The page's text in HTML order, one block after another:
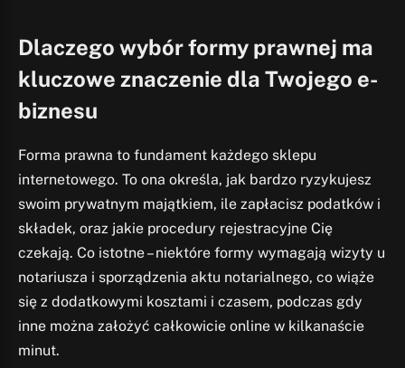
Dlaczego wybór formy prawnej ma
kluczowe znaczenie dla Twojego e-
biznesu
Forma prawna to fundament każdego sklepu
internetowego. To ona określa, jak bardzo ryzykujesz
swoim prywatnym majątkiem, ile zapłacisz podatków i
składek, oraz jakie procedury rejestracyjne Cię
czekają. Co istotne – niektóre formy wymagają wizyty u
notariusza i sporządzenia aktu notarialnego, co wiąże
się z dodatkowymi kosztami i czasem, podczas gdy
inne można założyć całkowicie online w kilkanaście
minut.